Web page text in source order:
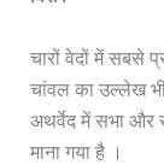
चारों वेदों में सबसे
चांवल का उल्लेख
अथर्वेद में सभा और
माना गया है ।